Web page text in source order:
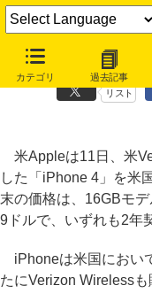
カテゴリ 過去記事
米Apple、CDMA対応の
リスト
米Appleは11日、米
した「iPhone 4」を米
末の価格は、16GBモ
9ドルで、いずれも2年
iPhoneは米国におい
たにVerizon Wireless